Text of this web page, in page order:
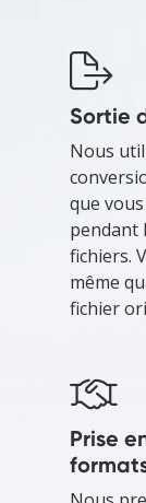
Sortie
Nous
que
pendant
fichiers.
même
fichier
Prise